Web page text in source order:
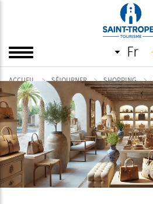
fr
ACCUEIL SÉJOURNER SHOPPING